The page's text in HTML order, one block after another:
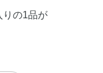
りの1品が